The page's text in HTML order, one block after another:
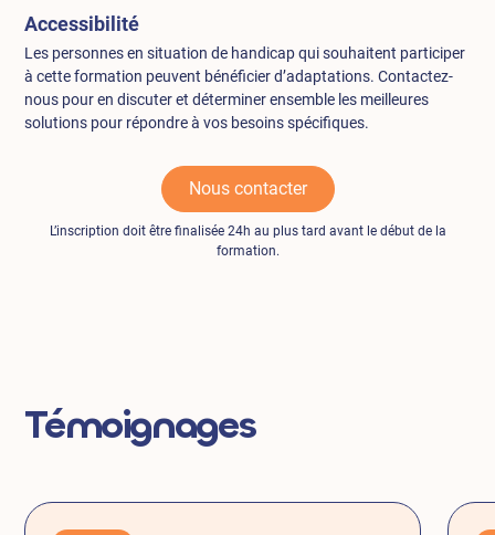
Accessibilité
Les personnes en situation de handicap qui souhaitent participer
à cette formation peuvent bénéficier d’adaptations. Contactez-
nous pour en discuter et déterminer ensemble les meilleures
solutions pour répondre à vos besoins spécifiques.
Nous contacter
L’inscription doit être finalisée 24h au plus tard avant le début de la
formation.
Témoignages